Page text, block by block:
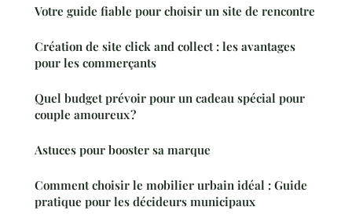
Votre guide fiable pour choisir un site de rencontre
Création de site click and collect : les avantages
pour les commerçants
Quel budget prévoir pour un cadeau spécial pour
couple amoureux ?
Astuces pour booster sa marque
Comment choisir le mobilier urbain idéal : Guide
pratique pour les décideurs municipaux